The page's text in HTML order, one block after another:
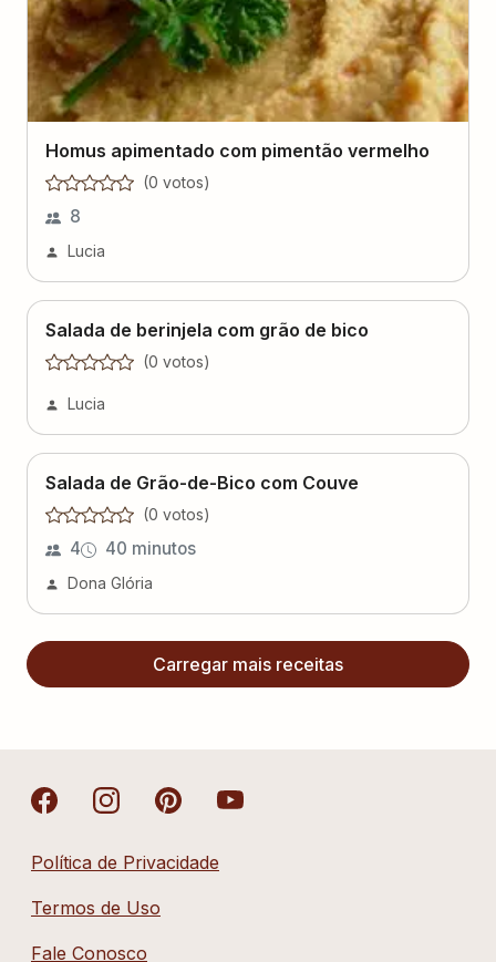
Homus apimentado com pimentão vermelho
(0 votos)
8
Lucia
Salada de berinjela com grão de bico
(0 votos)
Lucia
Salada de Grão-de-Bico com Couve
(0 votos)
4 40 minutos
Dona Glória
Carregar mais receitas
Política de Privacidade
Termos de Uso
Fale Conosco